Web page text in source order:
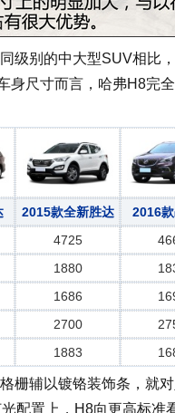
级别的中大型SUV相比
身尺寸而言，哈弗H8完
2015款全新胜达
2016
4725
1880
1686
2700
1883
辅以镀铬装饰条，就对
配置上，H8向更高标准